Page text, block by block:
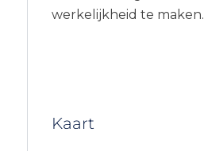
werkelijkheid te maken.
Kaart